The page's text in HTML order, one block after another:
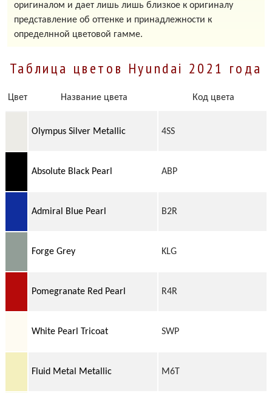
оригиналом и дает лишь лишь близкое к оригиналу
представление об оттенке и принадлежности к
определнной цветовой гамме.
Таблица цветов Hyundai 2021 года
Цвет Название цвета Код цвета
Olympus Silver Metallic 4SS
Absolute Black Pearl ABP
Admiral Blue Pearl B2R
Forge Grey KLG
Pomegranate Red Pearl R4R
White Pearl Tricoat SWP
Fluid Metal Metallic M6T